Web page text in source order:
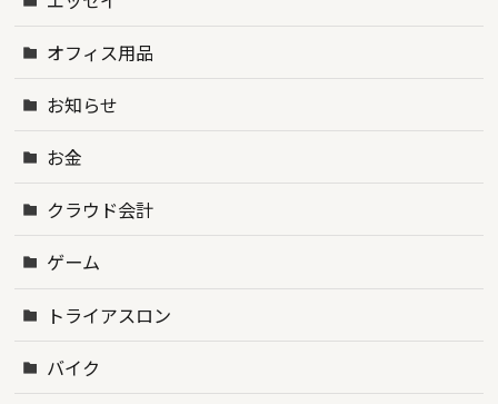
オフィス用品
お知らせ
お金
クラウド会計
ゲーム
トライアスロン
バイク